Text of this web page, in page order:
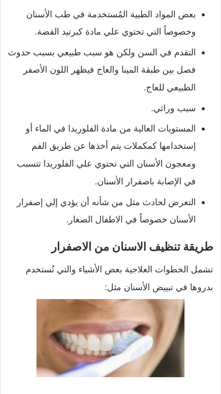
بعض المواد الطبية المُستخدمة في طب الأسنان
وخصوصاً التي تحتوي علي مادة كبرتيد الفضة.
التقدم في السن ولكن هو سبب طبيعي بسبب حدوث
فصل بين طبقة المينا والعاج فيظهر اللون الأصفر
الطبيعي للعاج.
سبب وراثي.
المستويات العالية من مادة الفلوريدا في الماء أو
إستخدامها كمكملات يتم أخذها عن طريق الفم
ومعجون الأسنان التي تحتوي علي الفلوريدا تتسبب
في الإصابة باصفرار الأسنان.
التعرض لحادث مثل من شأنه أن يؤدي إلي إصفرار
الأسنان خصوصاً في الاطفال الصغار.
طريقة تنظيف الاسنان من الاصفرار
تشمل الخطوات العلاجية بعض الأشياء والتي تُستخدم
بدروها في تبييض الأسنان مثل: